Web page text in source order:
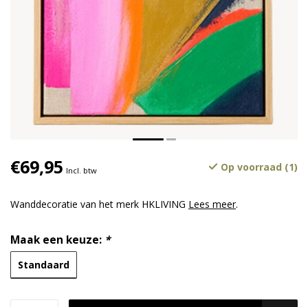
€69,95 Incl. btw Op voorraad (1)
Wanddecoratie van het merk HKLIVING Lees meer.
Maak een keuze: *
Standaard